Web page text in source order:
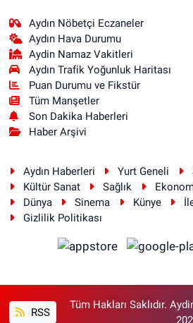
Aydın Nöbetçi Eczaneler
Aydın Hava Durumu
Aydin Namaz Vakitleri
Aydın Trafik Yoğunluk Haritası
Puan Durumu ve Fikstür
Tüm Manşetler
Son Dakika Haberleri
Haber Arşivi
Aydın Haberleri Yurt Geneli
Kültür Sanat
Sağlık
Dünya
Sinema Künye
Gizlilik Politikası
RSS
Tüm Hakları Saklıdır.